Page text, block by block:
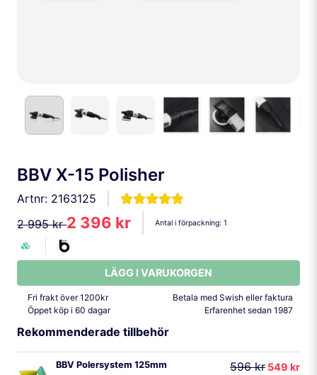
BBV X-15 Polisher
Artnr: 2163125
2 995 kr2 396 kr Antal i förpackning: 1
LÄGG I VARUKORGEN
Fri frakt över 1200kr
Betala med Swish eller faktura
Öppet köp i 60 dagar
Erfarenhet sedan 1987
Rekommenderade tillbehör
BBV Polersystem 125mm 596 kr 549 kr